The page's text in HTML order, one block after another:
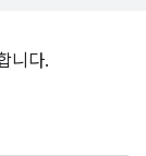
니다.